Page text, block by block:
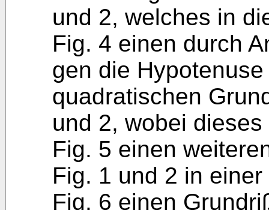
und 2, welches in
Fig. 4 einen durch
gen die
quadratischen
und 2, wobei
Fig. 5 einen
Fig. 1 und 2 in
Fig. 6 einen